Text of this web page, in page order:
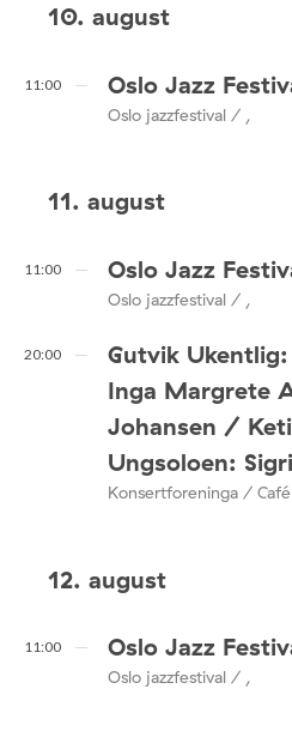
10. august
11:00 Oslo Jazz
Oslo jazzfestival / ,
11. august
11:00 Oslo Jazz
Oslo jazzfestival / ,
20:00
Gutvik
Inga Margrete
Johansen /
Ungsoloen:
Konsertforeninga /
12. august
11:00 Oslo Jazz
Oslo jazzfestival / ,